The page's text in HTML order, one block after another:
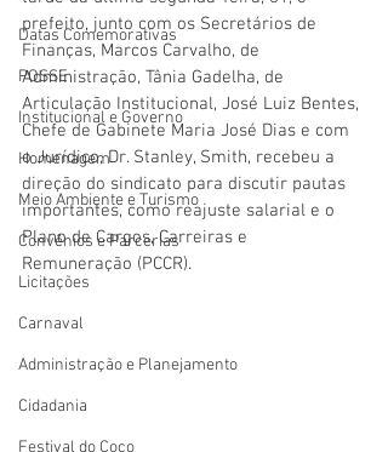
Datas Comemorativas
POSSE
Institucional e Governo
Homenagem
Meio Ambiente e Turismo
Convênios e Parcerias
Licitações
Carnaval
Administração e Planejamento
Cidadania
Festival do Coco
prefeito, junto com os Secretários de
Finanças, Marcos Carvalho, de
Administração, Tânia Gadelha, de
Articulação Institucional, José Luiz Bentes,
Chefe de Gabinete Maria José Dias e com
o Jurídico, Dr. Stanley, Smith, recebeu a
direção do sindicato para discutir pautas
importantes, como reajuste salarial e o
Plano de Cargos, Carreiras e
Remuneração (PCCR).